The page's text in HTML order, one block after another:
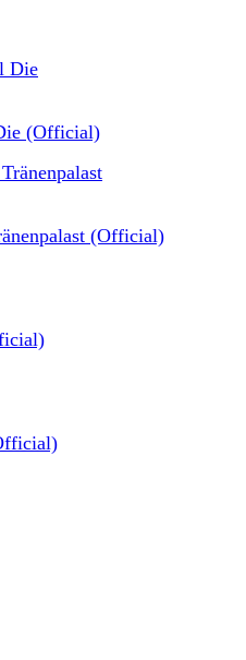
(Official)
(Official)